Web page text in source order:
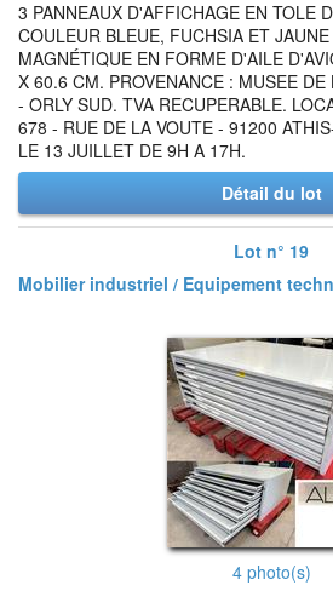
3 PANNEAUX D'AFFICHAGE EN TOLE
COULEUR BLEUE, FUCHSIA ET
MAGNÉTIQUE EN FORME D'AILE
X 60.6 CM. PROVENANCE : MUSEE
- ORLY SUD. TVA RECUPERABLE.
678 - RUE DE LA VOUTE - 91200
LE 13 JUILLET DE 9H A 17H.
Détail du lot
Lot n° 19
Mobilier industriel / Equipement
4 photo(s)